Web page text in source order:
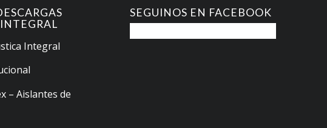
Integral
– Aislantes de
SEGUINOS EN FACEBOOK